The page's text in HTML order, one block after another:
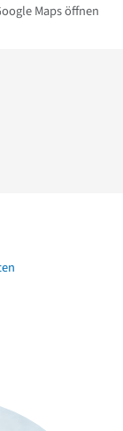
Maps öffnen